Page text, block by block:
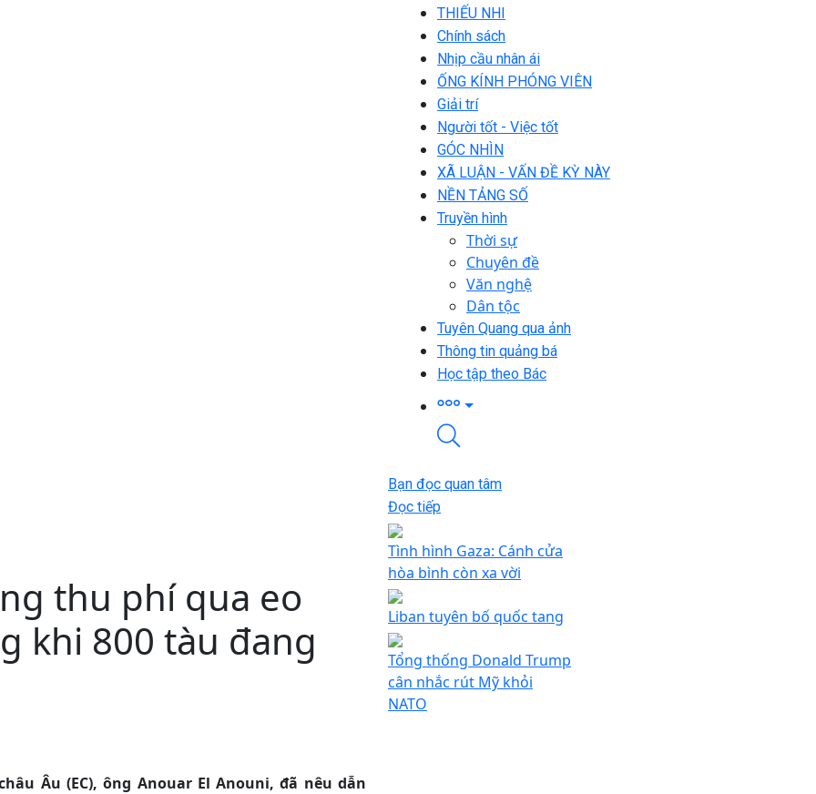
THIẾU NHI
Chính sách
Nhịp cầu nhân ái
ỐNG KÍNH PHÓNG VIÊN
Giải trí
Người tốt - Việc tốt
GÓC NHÌN
XÃ LUẬN - VẤN ĐỀ KỲ NÀY
NỀN TẢNG SỐ
Truyền hình
Thời sự
Chuyên đề
Văn nghệ
Dân tộc
Tuyên Quang qua ảnh
Thông tin quảng bá
Học tập theo Bác
thu phí qua eo
khi 800 tàu đang
Âu (EC), ông Anouar El Anouni, đã nêu dẫn
Bạn đọc quan tâm
Đọc tiếp
Tình hình Gaza: Cánh cửa
hòa bình còn xa vời
Liban tuyên bố quốc tang
Tổng thống Donald Trump
cân nhắc rút Mỹ khỏi
NATO